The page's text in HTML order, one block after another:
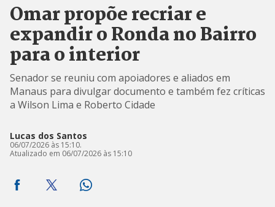
Omar propõe recriar e
expandir o Ronda no Bairro
para o interior
Senador se reuniu com apoiadores e aliados em
Manaus para divulgar documento e também fez críticas
a Wilson Lima e Roberto Cidade
Lucas dos Santos
06/07/2026 às 15:10.
Atualizado em 06/07/2026 às 15:10